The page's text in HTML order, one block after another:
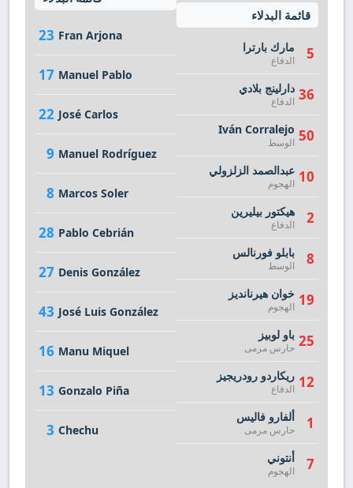
23 Fran Arjona
17 Manuel Pablo
22 José Carlos
9 Manuel Rodríguez
8 Marcos Soler
28 Pablo Cebrián
27 Denis González
43 José Luis González
16 Manu Miquel
13 Gonzalo Piña
3 Chechu
قائمة البدلاء
5 مارك بارترا
الدفاع
36 دارلينج بلادي
الدفاع
50
Iván Corralejo
الوسط
10 عبدالصمد الزلزولي
الهجوم
2 هيكتور بيليرين
الدفاع
8 بابلو فورنالس
الوسط
19 خوان هيرنانديز
الهجوم
25 باو لوبيز
حارس مرمى
12 ريكاردو رودريجيز
الدفاع
1 ألفارو فاليس
حارس مرمى
7 أنتوني
الهجوم